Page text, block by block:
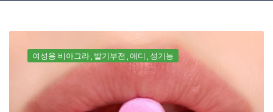
여성용 비아그라 발기부전 애디 성기능